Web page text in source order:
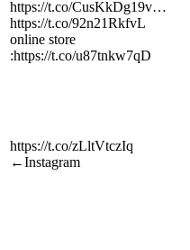
https://t.co/CusKkDg19v…
https://t.co/92n21RkfvL
online store
:https://t.co/u87tnkw7qD
https://t.co/zLltVtczIq
←Instagram